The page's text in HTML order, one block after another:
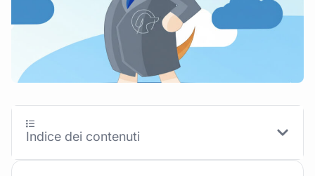
Indice dei contenuti